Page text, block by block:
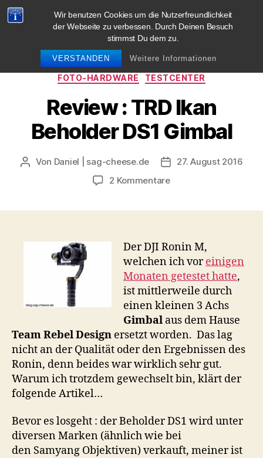
Wir benutzen Cookies um die Nutzerfreundlichkeit
der Webseite zu verbessen. Durch Deinen Besuch
stimmst Du dem zu.
VERSTANDEN Weitere Informationen
blog.sag-cheese.de
Kategorien
FOTO-HARDWARE TESTCENTER
Review : TRD Ikan
Beholder DS1 Gimbal
Beitragsautor
Von Daniel | sag-cheese.de Beitragsdatum
27. August 2016
2 Kommentarezu
Beholder
DS1
Der DJI Ronin M,
welchen ich voreinigen
Monaten getestet hatte,
ist mittlerweile durch
einen kleinen 3 Achs
Gimbal aus dem Hause
Team Rebel Design ersetzt worden. Das lag
nicht an der Qualität oder den Ergebnissen des
Ronin, denn beides war wirklich sehr gut.
Warum ich trotzdem gewechselt bin, klärt der
folgende Artikel…
Bevor es losgeht : der Beholder DS1 wird unter
diversen Marken (ähnlich wie bei
den Samyang Objektiven) verkauft, meiner ist